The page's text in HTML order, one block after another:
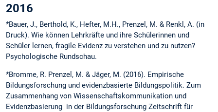
2016
*Bauer, J., Berthold, K., Hefter, M.H., Prenzel, M. & Renkl, A. (in
Druck). Wie können Lehrkräfte und ihre Schülerinnen und
Schüler lernen, fragile Evidenz zu verstehen und zu nutzen?
Psychologische Rundschau.
*Bromme, R. Prenzel, M. & Jäger, M. (2016). Empirische
Bildungsforschung und evidenzbasierte Bildungspolitik. Zum
Zusammenhang von Wissenschafts­kommunikation und
Evidenzbasierung in der Bildungsforschung Zeitschrift für